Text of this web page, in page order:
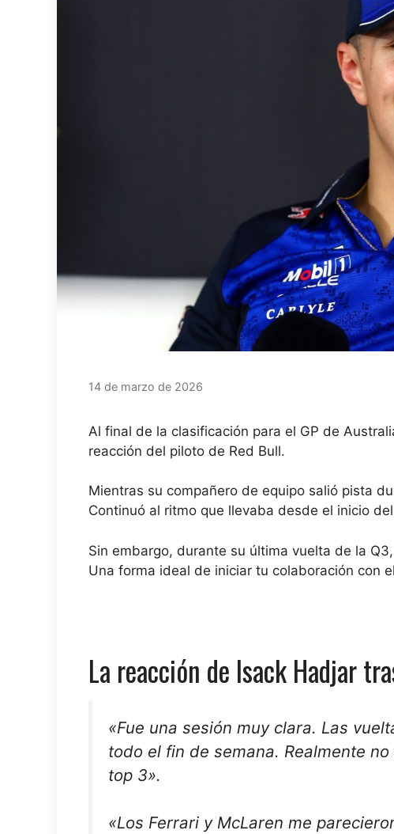
14 de marzo de 2026
Al final de la clasificación para el GP de
reacción del piloto de Red Bull.
Mientras su compañero de equipo salió pista
Continuó al ritmo que llevaba desde el inicio
Sin embargo, durante su última vuelta de la
Una forma ideal de iniciar tu colaboración con
La reacción de Isack Hadjar
«Fue una sesión muy clara. Las
todo el fin de semana. Realmente
top 3».
«Los Ferrari y McLaren me